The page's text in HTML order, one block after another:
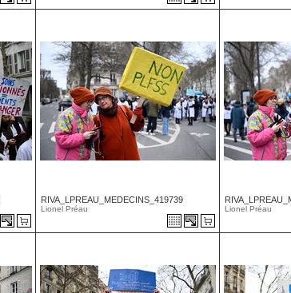
RIVA_LPREAU_MEDECINS_419739
Lionel Préau Lionel Préau